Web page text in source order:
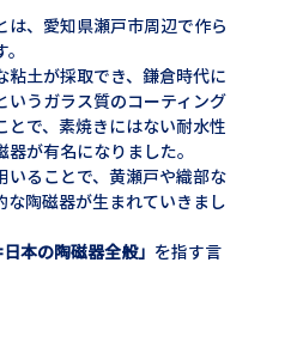
は、愛知県瀬戸市周辺で作ら
粘土が採取でき、鎌倉時代に
いうガラス質のコーティング
とで、素焼きにはない耐水性
が有名になりました。
いることで、黄瀬戸や織部な
な陶磁器が生まれていきまし
本の陶磁器全般」 を指す言